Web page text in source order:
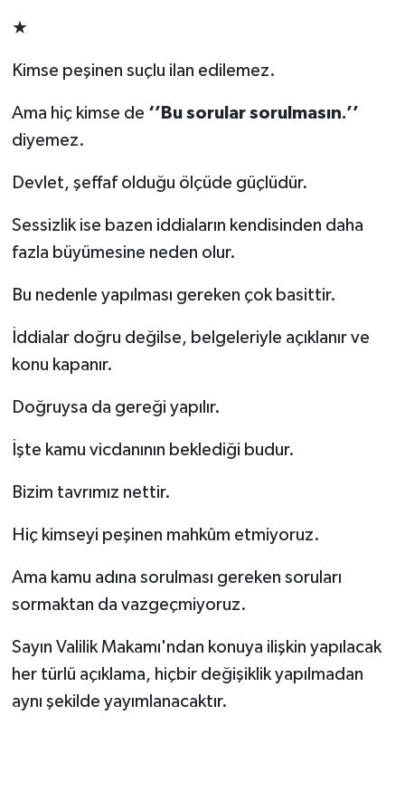
★
Kimse peşinen suçlu ilan edilemez.
Ama hiç kimse de ‘’Bu sorular sorulmasın.’’
diyemez.
Devlet, şeffaf olduğu ölçüde güçlüdür.
Sessizlik ise bazen iddiaların kendisinden daha
fazla büyümesine neden olur.
Bu nedenle yapılması gereken çok basittir.
İddialar doğru değilse, belgeleriyle açıklanır ve
konu kapanır.
Doğruysa da gereği yapılır.
İşte kamu vicdanının beklediği budur.
Bizim tavrımız nettir.
Hiç kimseyi peşinen mahkûm etmiyoruz.
Ama kamu adına sorulması gereken soruları
sormaktan da vazgeçmiyoruz.
Sayın Valilik Makamı'ndan konuya ilişkin yapılacak
her türlü açıklama, hiçbir değişiklik yapılmadan
aynı şekilde yayımlanacaktır.